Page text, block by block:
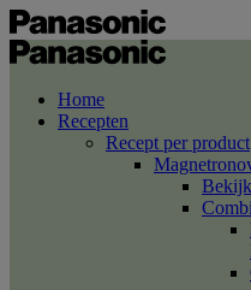
Home
Recepten
Recept per product